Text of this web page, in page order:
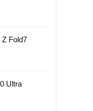
Fold7
Ultra